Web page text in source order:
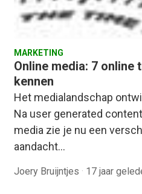
MARKETING
Online media: 7 online
kennen
Het medialandschap
Na user generated
media zie je nu een
aandacht…
Joery Bruijntjes · 17 jaar